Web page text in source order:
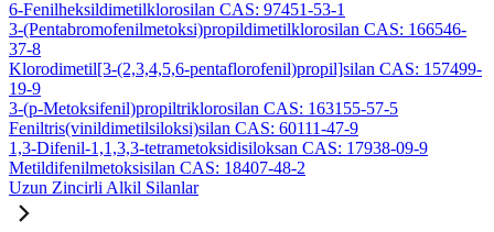
6-Fenilheksildimetilklorosilan CAS: 97451-53-1
3-(Pentabromofenilmetoksi)propildimetilklorosilan CAS: 166546-
37-8
Klorodimetil[3-(2,3,4,5,6-pentaflorofenil)propil]silan CAS: 157499-
19-9
3-(p-Metoksifenil)propiltriklorosilan CAS: 163155-57-5
Feniltris(vinildimetilsiloksi)silan CAS: 60111-47-9
1,3-Difenil-1,1,3,3-tetrametoksidisiloksan CAS: 17938-09-9
Metildifenilmetoksisilan CAS: 18407-48-2
Uzun Zincirli Alkil Silanlar